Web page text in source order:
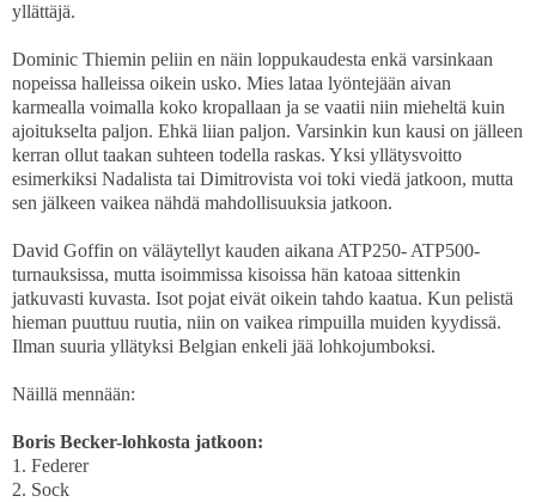
yllättäjä.
Dominic Thiemin peliin en näin loppukaudesta enkä varsinkaan
nopeissa halleissa oikein usko. Mies lataa lyöntejään aivan
karmealla voimalla koko kropallaan ja se vaatii niin mieheltä kuin
ajoitukselta paljon. Ehkä liian paljon. Varsinkin kun kausi on jälleen
kerran ollut taakan suhteen todella raskas. Yksi yllätysvoitto
esimerkiksi Nadalista tai Dimitrovista voi toki viedä jatkoon, mutta
sen jälkeen vaikea nähdä mahdollisuuksia jatkoon.
David Goffin on väläytellyt kauden aikana ATP250- ATP500-
turnauksissa, mutta isoimmissa kisoissa hän katoaa sittenkin
jatkuvasti kuvasta. Isot pojat eivät oikein tahdo kaatua. Kun pelistä
hieman puuttuu ruutia, niin on vaikea rimpuilla muiden kyydissä.
Ilman suuria yllätyksi Belgian enkeli jää lohkojumboksi.
Näillä mennään:
Boris Becker-lohkosta jatkoon:
1. Federer
2. Sock